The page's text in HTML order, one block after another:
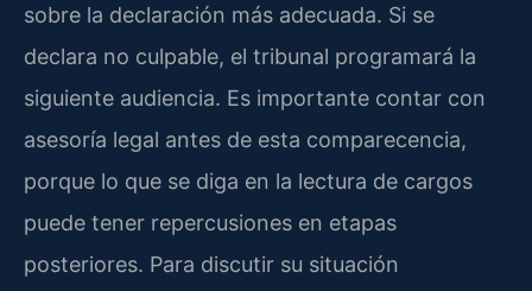
sobre la declaración más adecuada. Si se
declara no culpable, el tribunal programará la
siguiente audiencia. Es importante contar con
asesoría legal antes de esta comparecencia,
porque lo que se diga en la lectura de cargos
puede tener repercusiones en etapas
posteriores. Para discutir su situación